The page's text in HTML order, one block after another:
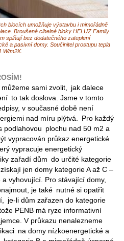
blocích umožňuje výstavbu i mimořádně
Broušené cihelné bloky HELUZ Family
splňují bez dodatečného zateplení
a pasivní domy. Součinitel prostupu tepla
W/m2K.
sami zvolit, jak dalece
to tak doslova. Jsme v tomto
v současné době není
nad míru plýtvá. Pro každý
podlahovou plochu nad 50 m2 a
vypracován průkaz energetické
vypracuje energetický
zařadí dům do určité kategorie
jen domy kategorie A až C –
vyhovující. Pro stávající domy,
je také nutné si opatřit
je-li dům zařazen do kategorie
PENB má ryze informativní
V průkazu nenalezneme
na domy nízkoenergetické a